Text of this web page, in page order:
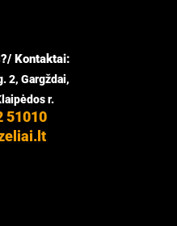
Kontaktai:
2, Gargždai,
r.
51010